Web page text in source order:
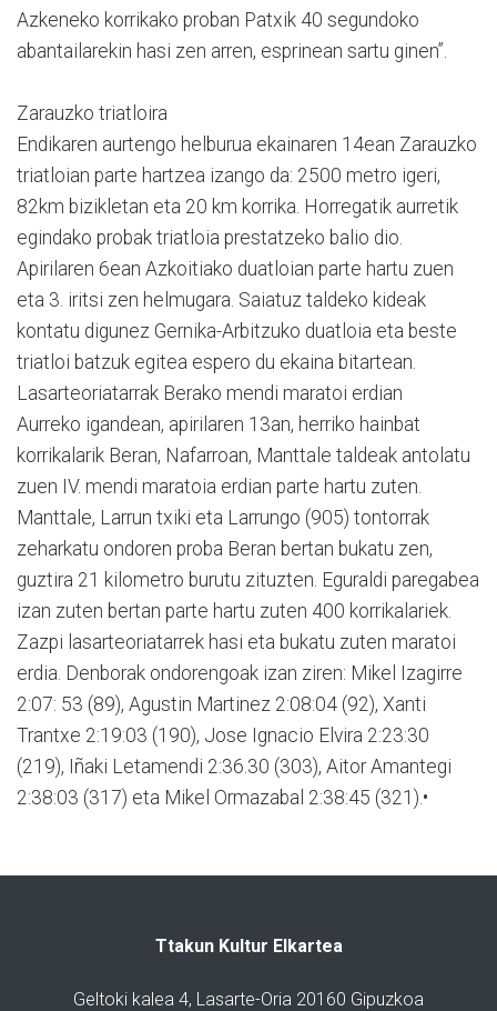
Azkeneko korrikako proban Patxik 40 segundoko
abantailarekin hasi zen arren, esprinean sartu ginen”.
Zarauzko triatloira
Endikaren aurtengo helburua ekainaren 14ean Zarauzko
triatloian parte hartzea izango da: 2500 metro igeri,
82km bizikletan eta 20 km korrika. Horregatik aurretik
egindako probak triatloia prestatzeko balio dio.
Apirilaren 6ean Azkoitiako duatloian parte hartu zuen
eta 3. iritsi zen helmugara. Saiatuz taldeko kideak
kontatu digunez Gernika-Arbitzuko duatloia eta beste
triatloi batzuk egitea espero du ekaina bitartean.
Lasarteoriatarrak Berako mendi maratoi erdian
Aurreko igandean, apirilaren 13an, herriko hainbat
korrikalarik Beran, Nafarroan, Manttale taldeak antolatu
zuen IV. mendi maratoia erdian parte hartu zuten.
Manttale, Larrun txiki eta Larrungo (905) tontorrak
zeharkatu ondoren proba Beran bertan bukatu zen,
guztira 21 kilometro burutu zituzten. Eguraldi paregabea
izan zuten bertan parte hartu zuten 400 korrikalariek.
Zazpi lasarteoriatarrek hasi eta bukatu zuten maratoi
erdia. Denborak ondorengoak izan ziren: Mikel Izagirre
2:07: 53 (89), Agustin Martinez 2:08:04 (92), Xanti
Trantxe 2:19:03 (190), Jose Ignacio Elvira 2:23:30
(219), Iñaki Letamendi 2:36.30 (303), Aitor Amantegi
2:38:03 (317) eta Mikel Ormazabal 2:38:45 (321).•
Ttakun Kultur Elkartea
Geltoki kalea 4, Lasarte-Oria 20160 Gipuzkoa